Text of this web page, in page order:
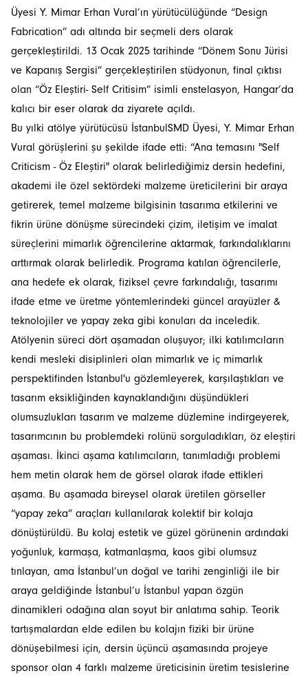
Üyesi Y. Mimar Erhan Vural’ın yürütücülüğünde “Design
Fabrication” adı altında bir seçmeli ders olarak
gerçekleştirildi. 13 Ocak 2025 tarihinde “Dönem Sonu Jürisi
ve Kapanış Sergisi” gerçekleştirilen stüdyonun, final çıktısı
olan “Öz Eleştiri- Self Critisim” isimli enstelasyon, Hangar’da
kalıcı bir eser olarak da ziyarete açıldı.
Bu yılki atölye yürütücüsü İstanbulSMD Üyesi, Y. Mimar Erhan
Vural görüşlerini şu şekilde ifade etti: “Ana temasını "Self
Criticism - Öz Eleştiri" olarak belirlediğimiz dersin hedefini,
akademi ile özel sektördeki malzeme üreticilerini bir araya
getirerek, temel malzeme bilgisinin tasarıma etkilerini ve
fikrin ürüne dönüşme sürecindeki çizim, iletişim ve imalat
süreçlerini mimarlık öğrencilerine aktarmak, farkındalıklarını
arttırmak olarak belirledik. Programa katılan öğrencilerle,
ana hedefe ek olarak, fiziksel çevre farkındalığı, tasarımı
ifade etme ve üretme yöntemlerindeki güncel arayüzler &
teknolojiler ve yapay zeka gibi konuları da inceledik.
Atölyenin süreci dört aşamadan oluşuyor; ilki katılımcıların
kendi mesleki disiplinleri olan mimarlık ve iç mimarlık
perspektifinden İstanbul'u gözlemleyerek, karşılaştıkları ve
tasarım eksikliğinden kaynaklandığını düşündükleri
olumsuzlukları tasarım ve malzeme düzlemine indirgeyerek,
tasarımcının bu problemdeki rolünü sorguladıkları, öz eleştiri
aşaması. İkinci aşama katılımcıların, tanımladığı problemi
hem metin olarak hem de görsel olarak ifade ettikleri
aşama. Bu aşamada bireysel olarak üretilen görseller
“yapay zeka” araçları kullanılarak kolektif bir kolaja
dönüştürüldü. Bu kolaj estetik ve güzel görünenin ardındaki
yoğunluk, karmaşa, katmanlaşma, kaos gibi olumsuz
tınlayan, ama İstanbul’un doğal ve tarihi zenginliği ile bir
araya geldiğinde İstanbul’u İstanbul yapan özgün
dinamikleri odağına alan soyut bir anlatıma sahip. Teorik
tartışmalardan elde edilen bu kolajın fiziki bir ürüne
dönüşebilmesi için, dersin üçüncü aşamasında projeye
sponsor olan 4 farklı malzeme üreticisinin üretim tesislerine